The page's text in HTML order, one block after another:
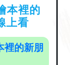
本裡的
上看
裡的新朋